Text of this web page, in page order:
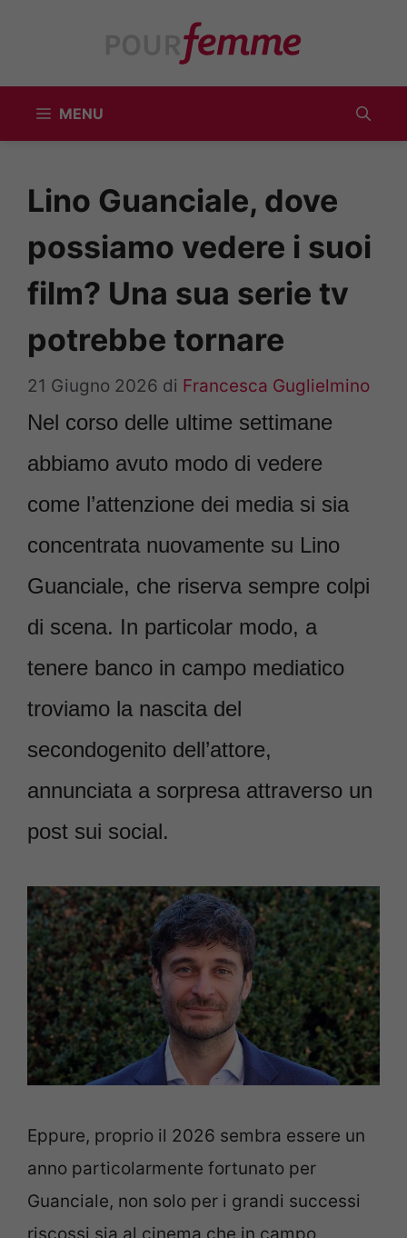
MENU
Lino Guanciale, dove
possiamo vedere i suoi
film? Una sua serie tv
potrebbe tornare
21 Giugno 2026 di Francesca Guglielmino
Nel corso delle ultime settimane
abbiamo avuto modo di vedere
come l’attenzione dei media si sia
concentrata nuovamente su Lino
Guanciale, che riserva sempre colpi
di scena. In particolar modo, a
tenere banco in campo mediatico
troviamo la nascita del
secondogenito dell’attore,
annunciata a sorpresa attraverso un
post sui social.
Eppure, proprio il 2026 sembra essere un
anno particolarmente fortunato per
Guanciale, non solo per i grandi successi
riscossi sia al cinema che in campo